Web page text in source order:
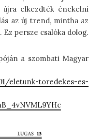
elkezdték énekelni
az új trend, mintha az
persze csalóka dolog.
a szombati Magyar
eletunk-toredekes-es-